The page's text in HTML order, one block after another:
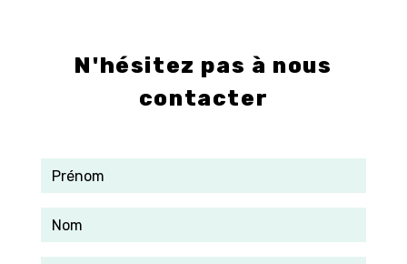
N'hésitez pas à nous
contacter